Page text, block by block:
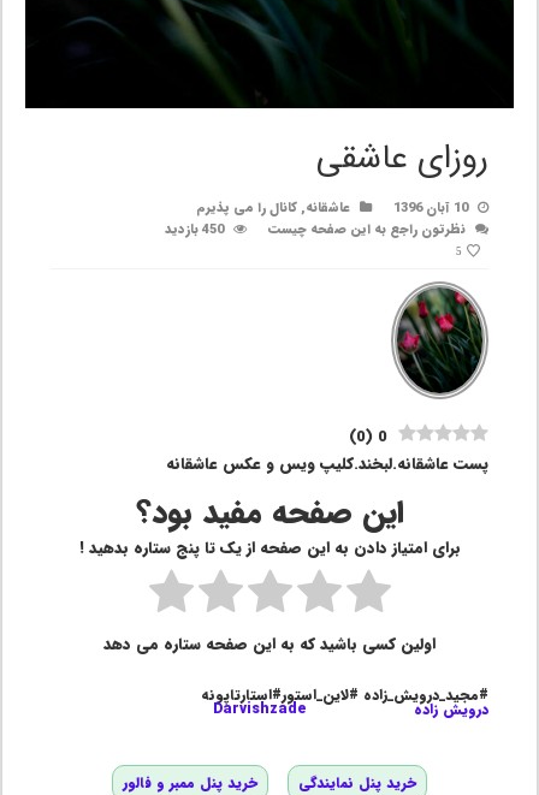
روزای عاشقی
10 آبان 1396 عاشقانه,کانال را می پذیرم
نظرتون راجع به این صفحه چیست
450 بازدید
5
0
(
0
)
پست عاشقانه.لبخند.کلیپ ویس و عکس عاشقانه
این صفحه مفید بود؟
برای امتیاز دادن به این صفحه از یک تا پنج ستاره بدهید !
اولین کسی باشید که به این صفحه ستاره می دهد
#مجید_درویش_زاده #لاین_استور#استارتاپونه
درویش زاده Darvishzade
خرید پنل نمایندگی خرید پنل ممبر و فالور